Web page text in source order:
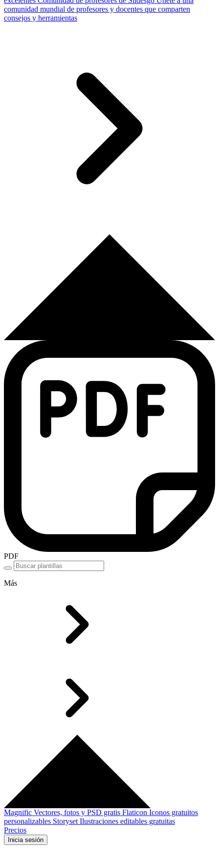
comunidad mundial de profesores y docentes que comparten
consejos y herramientas
PDF
Más
Magnific Vectores, fotos y PSD gratis Flaticon Iconos gratuitos
personalizables Storyset Ilustraciones editables gratuitas
Precios
Inicia sesión